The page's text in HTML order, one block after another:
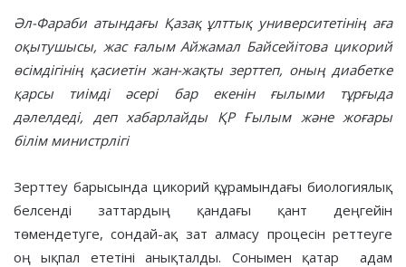
Әл-Фараби атындағы Қазақ ұлттық университетінің аға
оқытушысы, жас ғалым Айжамал Байсейітова цикорий
өсімдігінің қасиетін жан-жақты зерттеп, оның диабетке
қарсы тиімді әсері бар екенін ғылыми тұрғыда
дәлелдеді, деп хабарлайды ҚР Ғылым және жоғары
білім министрлігі
Зерттеу барысында цикорий құрамындағы биологиялық
белсенді заттардың қандағы қант деңгейін
төмендетуге, сондай-ақ зат алмасу процесін реттеуге
оң ықпал ететіні анықталды. Сонымен қатар адам